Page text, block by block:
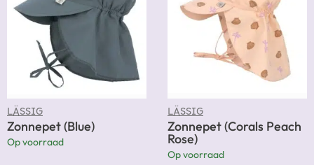
LÄSSIG
Zonnepet (Blue)
Op voorraad
LÄSSIG
Zonnepet (Corals Peach
Rose)
Op voorraad